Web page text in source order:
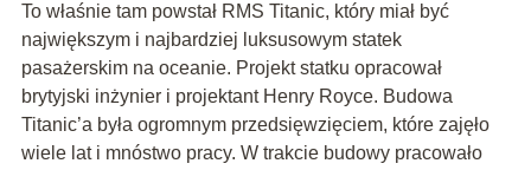
To właśnie tam powstał RMS Titanic, który miał być
największym i najbardziej luksusowym statek
pasażerskim na oceanie. Projekt statku opracował
brytyjski inżynier i projektant Henry Royce. Budowa
Titanic’a była ogromnym przedsięwzięciem, które zajęło
wiele lat i mnóstwo pracy. W trakcie budowy pracowało